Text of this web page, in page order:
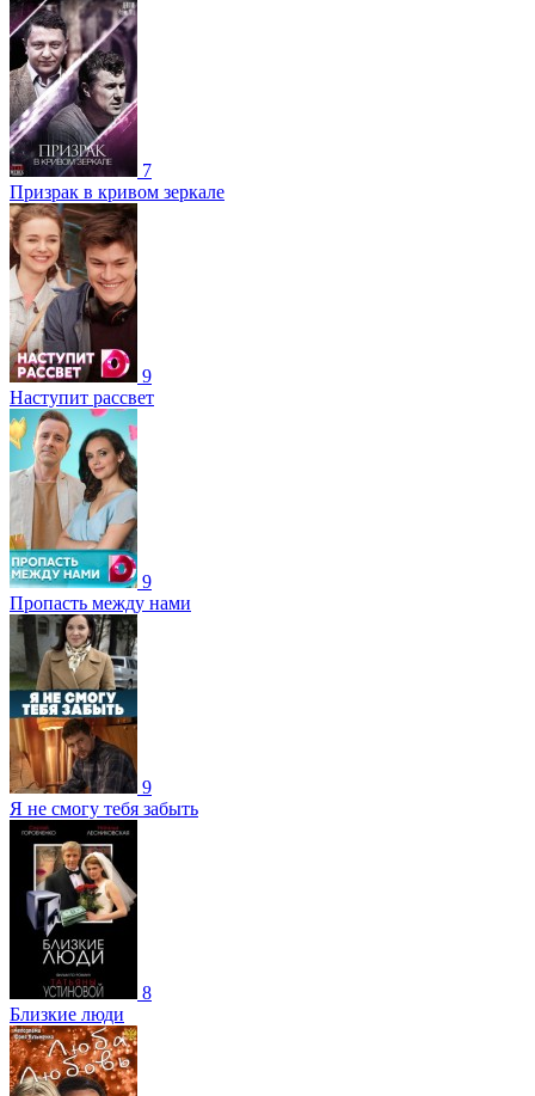
7
Призрак в кривом зеркале
9
Наступит рассвет
9
Пропасть между нами
9
Я не смогу тебя забыть
8
Близкие люди